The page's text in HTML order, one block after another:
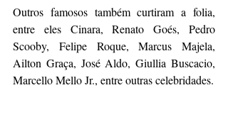
Outros famosos também curtiram a folia,
entre eles Cinara, Renato Goés, Pedro
Scooby, Felipe Roque, Marcus Majela,
Ailton Graça, José Aldo, Giullia Buscacio,
Marcello Mello Jr., entre outras celebridades.